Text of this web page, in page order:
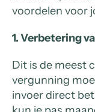
voordelen voor
1. Verbetering
Dit is de meest
vergunning
invoer direct